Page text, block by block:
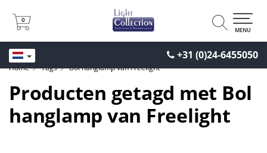
+31 (0)24-6455050
0
0
MENU
Home Tags Bol hanglamp van Freelight
Producten getagd met Bol
hanglamp van Freelight